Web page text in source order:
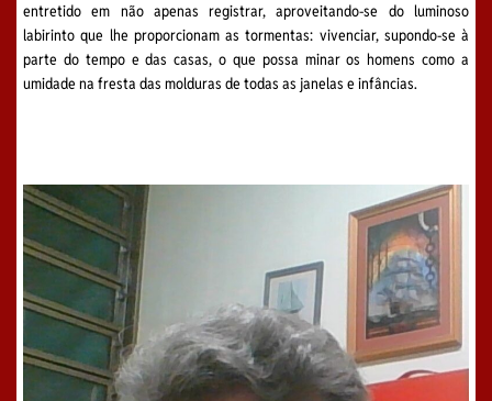
entretido em não apenas registrar, aproveitando-se do luminoso
labirinto que lhe proporcionam as tormentas: vivenciar, supondo-se à
parte do tempo e das casas, o que possa minar os homens como a
umidade na fresta das molduras de todas as janelas e infâncias.